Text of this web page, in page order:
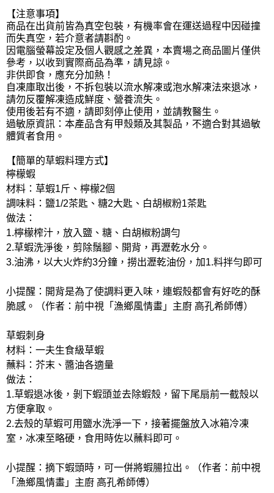
【注意事項】
商品在出貨前皆為真空包裝，有機率會在運送過程中因碰撞
而失真空，若介意者請斟酌。
因電腦螢幕設定及個人觀感之差異，本賣場之商品圖片僅供
參考，以收到實際商品為準，請見諒。
非供即食，應充分加熱！
自凍庫取出後，不拆包裝以流水解凍或泡水解凍法來退冰，
請勿反覆解凍造成鮮度、營養流失。
使用後若有不適，請即刻停止使用，並請教醫生。
過敏原資訊：本產品含有甲殼類及其製品，不適合對其過敏
體質者食用。
【簡單的草蝦料理方式】
檸檬蝦
材料：草蝦1斤、檸檬2個
調味料：鹽1/2茶匙、糖2大匙、白胡椒粉1茶匙
做法：
1.檸檬榨汁，放入鹽、糖、白胡椒粉調勻
2.草蝦洗淨後，剪除鬚腳、開背，再瀝乾水分。
3.油沸，以大火炸約3分鐘，撈出瀝乾油份，加1.料拌勻即可
小提醒：開背是為了使調料更入味，連蝦殼都會有好吃的酥
脆感。（作者：前中視「漁鄉風情畫」主廚 高孔希師傅）
草蝦刺身
材料：一夫生食級草蝦
蘸料：芥末、醬油各適量
做法：
1.草蝦退冰後，剝下蝦頭並去除蝦殼，留下尾扇前一截殼以
方便拿取。
2.去殼的草蝦可用鹽水洗淨一下，接著擺盤放入冰箱冷凍
室，冰凍至略硬，食用時佐以蘸料即可。
小提醒：摘下蝦頭時，可一併將蝦腸拉出。（作者：前中視
「漁鄉風情畫」主廚 高孔希師傅）